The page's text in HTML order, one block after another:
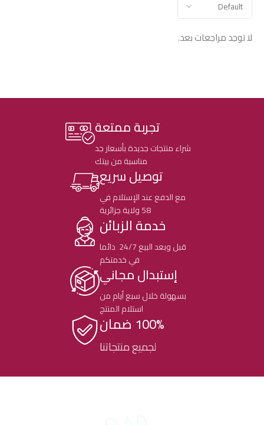
لا توجد مراجعات بعد.
تجربة ممتعة
شراء منتجات جديدة بأسعار جد
مناسبة من بيتك
توصيل سريع
مع الدفع عند الإستلام في
58 ولاية جزائرية
خدمة الزبائن
قبل وبعد البيع 24/7 دائما
في خدمتكم
إستبدال مجاني
بسهولة خلال سبع أيام من
استلام المنتج
100% ضمان
لجميع منتجاتنا